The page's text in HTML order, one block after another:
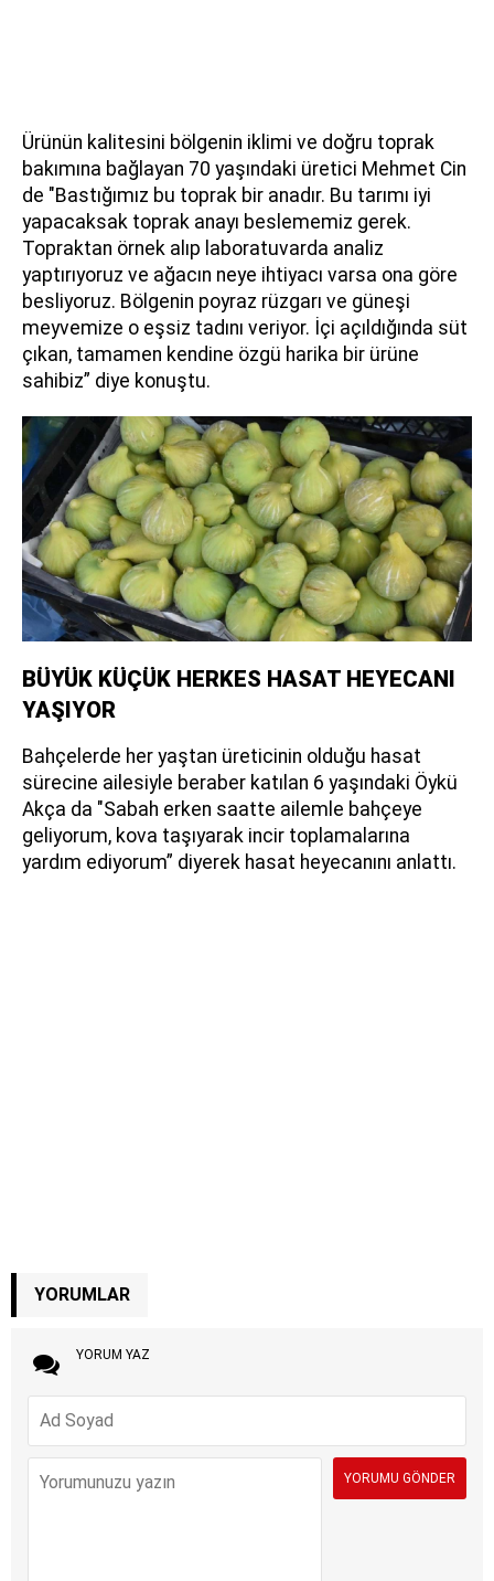
Ürünün kalitesini bölgenin iklimi ve doğru toprak
bakımına bağlayan 70 yaşındaki üretici Mehmet Cin
de "Bastığımız bu toprak bir anadır. Bu tarımı iyi
yapacaksak toprak anayı beslememiz gerek.
Topraktan örnek alıp laboratuvarda analiz
yaptırıyoruz ve ağacın neye ihtiyacı varsa ona göre
besliyoruz. Bölgenin poyraz rüzgarı ve güneşi
meyvemize o eşsiz tadını veriyor. İçi açıldığında süt
çıkan, tamamen kendine özgü harika bir ürüne
sahibiz” diye konuştu.
BÜYÜK KÜÇÜK HERKES HASAT HEYECANI
YAŞIYOR
Bahçelerde her yaştan üreticinin olduğu hasat
sürecine ailesiyle beraber katılan 6 yaşındaki Öykü
Akça da "Sabah erken saatte ailemle bahçeye
geliyorum, kova taşıyarak incir toplamalarına
yardım ediyorum” diyerek hasat heyecanını anlattı.
YORUMLAR
YORUM YAZ